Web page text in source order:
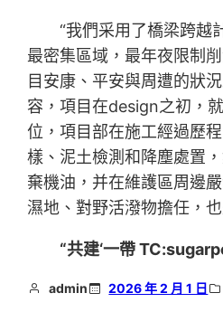
“我們采用了橋梁跨越
最密集區域，最年夜限制
目安康、平安與周遭的狀
容，項目在design之初，
位，項目部在施工經過歷
樣、泥土檢測和降塵處置
棄機油，并在維護區周邊
濕地、對野活潑物擔任，
“共建‘一帶
admin 2026 年 2 月 1 日